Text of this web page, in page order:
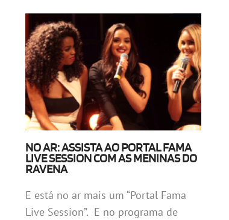
NO AR: ASSISTA AO PORTAL FAMA
LIVE SESSION COM AS MENINAS DO
RAVENA
E está no ar mais um “Portal Fama
Live Session”. E no programa de